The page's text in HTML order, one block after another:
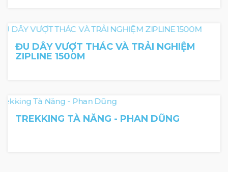
ĐU DÂY VƯỢT THÁC VÀ TRẢI NGHIỆM
ZIPLINE 1500M
TREKKING TÀ NĂNG - PHAN DŨNG